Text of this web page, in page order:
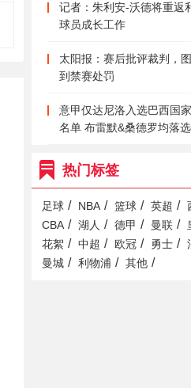
记者：朱利安-沃德将重返
球员成长工作
太阳报：赛后批评裁判，
到禁赛处罚
意甲仅达尼洛入选巴西国
名单 布雷默&桑德罗均落选
热门标签
足球 / NBA / 篮球 / 英超 /
CBA / 湖人 / 德甲 / 曼联 /
花絮 / 中超 / 欧冠 / 勇士 /
曼城 / 利物浦 / 其他 /